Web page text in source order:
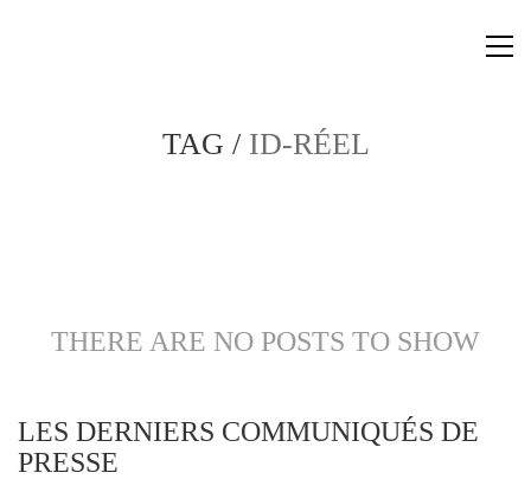
TAG / ID-RÉEL
THERE ARE NO POSTS TO SHOW
LES DERNIERS COMMUNIQUÉS DE
PRESSE